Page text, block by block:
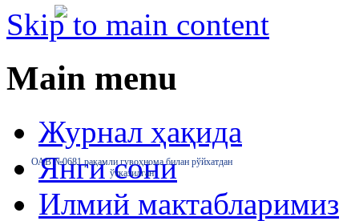
Skip to main content
Main menu
Журнал ҳақида
Янги сони
Илмий мактабларимиз
ОАВ №0681 рақамли гувоҳнома билан рўйхатдан
ўтказилган